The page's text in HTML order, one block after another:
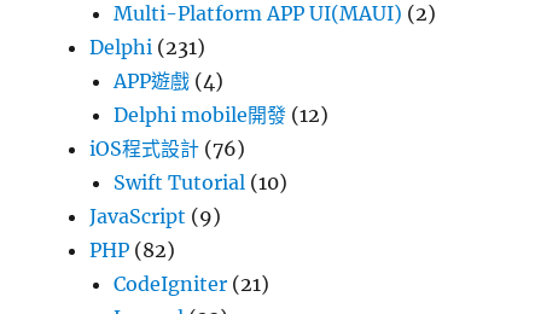
Multi-Platform APP UI(MAUI) (2)
Delphi (231)
APP遊戲 (4)
Delphi mobile開發 (12)
iOS程式設計 (76)
Swift Tutorial (10)
JavaScript (9)
PHP (82)
CodeIgniter (21)